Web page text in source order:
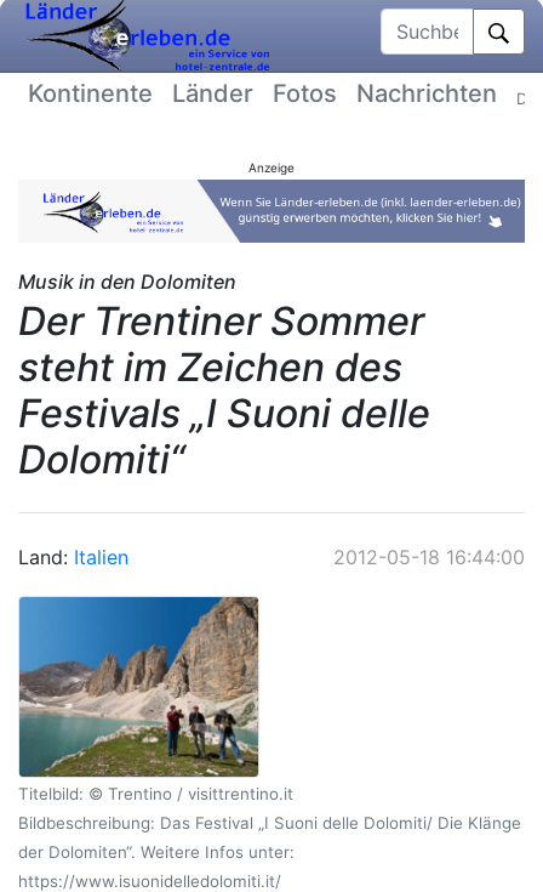
Suchbegriff
Kontinente Länder Fotos Nachrichten
Anzeige
Musik in den Dolomiten
Der Trentiner Sommer
steht im Zeichen des
Festivals „I Suoni delle
Dolomiti“
Land: Italien 2012-05-18 16:44:00
Titelbild: © Trentino / visittrentino.it
Bildbeschreibung: Das Festival „I Suoni delle Dolomiti/ Die Klänge
der Dolomiten“. Weitere Infos unter:
https://www.isuonidelledolomiti.it/